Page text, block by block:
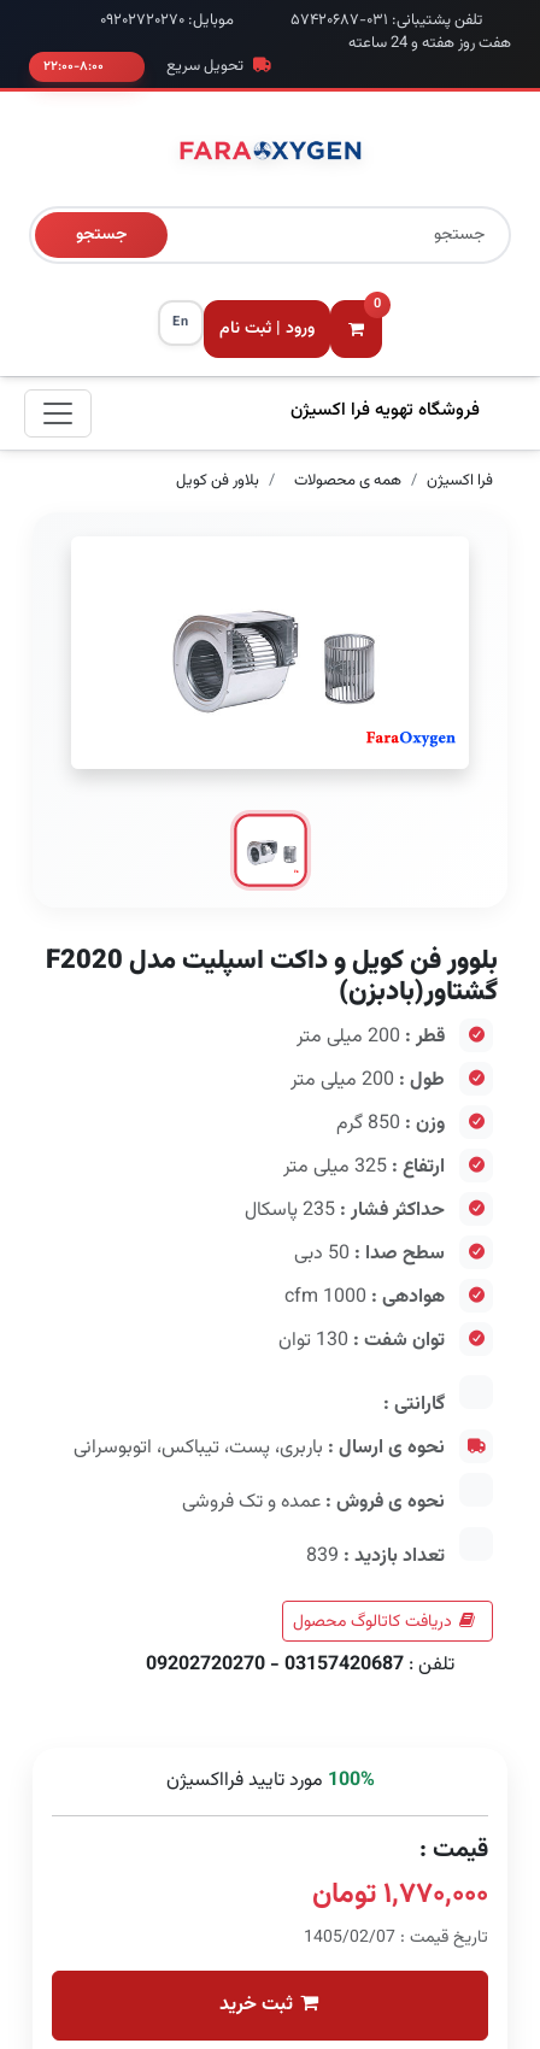
تلفن پشتیبانی: ۰۳۱-۵۷۴۲۰۶۸۷
موبایل: ۰۹۲۰۲۷۲۰۲۷۰
هفت روز هفته و 24 ساعته
تحویل سریع
جستجو
0
ورود | ثبت نام En
فروشگاه تهویه فرا اکسیژن
فرا اکسیژن همه ی محصولات بلاور فن کویل
بلوور فن کویل و داکت اسپلیت مدل F2020
گشتاور(بادبزن)
قطر :
طول :
وزن :
ارتفاع :
حداکثر فشار :
سطح صدا :
هوادهی :
توان شفت :
گارانتی :
نحوه ی ارسال : باربری، پست، تیباکس، اتوبوسرانی
نحوه ی فروش : عمده و تک فروشی
تعداد بازدید :
دریافت کاتالوگ محصول
تلفن : 03157420687 - 09202720270
100% مورد تایید فرااکسیژن
قیمت :
۱,۷۷۰,۰۰۰ تومان
تاریخ قیمت : 1405/02/07
ثبت خرید